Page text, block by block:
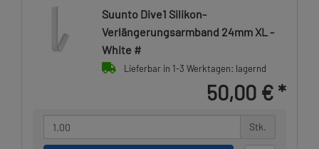
Suunto Dive1 Silikon-
Verlängerungsarmband 24mm XL -
White #
Lieferbar in 1-3 Werktagen: lagernd
50,00 € *
Stk.